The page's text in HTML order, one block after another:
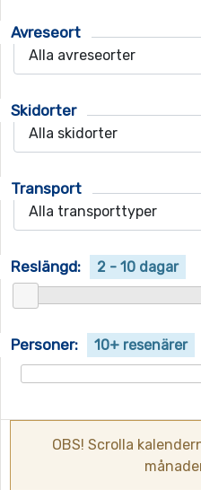
Avreseort
Skidorter
Transport
Reslängd: 2 - 10 dagar
Personer: 10+ resenärer
OBS! Scrolla